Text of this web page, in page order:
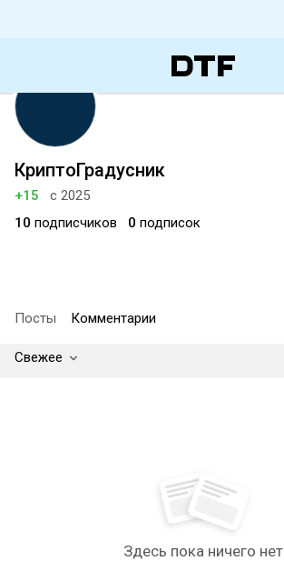
КриптоГрадусник
+15
с 2025
10 подписчиков 0 подписок
Посты Комментарии
Свежее
Здесь пока ничего нет